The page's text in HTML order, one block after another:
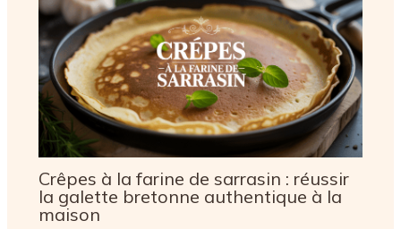
Crêpes à la farine de sarrasin : réussir
la galette bretonne authentique à la
maison